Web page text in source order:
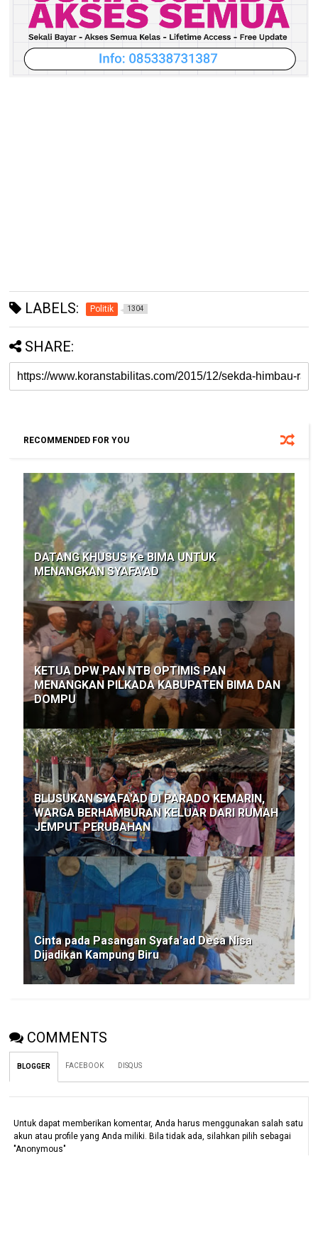
LABELS: Politik 1304
SHARE:
RECOMMENDED FOR YOU
DATANG KHUSUS Ke BIMA UNTUK
MENANGKAN SYAFA'AD
KETUA DPW PAN NTB OPTIMIS PAN
MENANGKAN PILKADA KABUPATEN BIMA DAN
DOMPU
BLUSUKAN SYAFA'AD DI PARADO KEMARIN,
WARGA BERHAMBURAN KELUAR DARI RUMAH
JEMPUT PERUBAHAN
Cinta pada Pasangan Syafa'ad Desa Nisa
Dijadikan Kampung Biru
COMMENTS
BLOGGER FACEBOOK DISQUS
Untuk dapat memberikan komentar, Anda harus menggunakan salah satu
akun atau profile yang Anda miliki. Bila tidak ada, silahkan pilih sebagai
"Anonymous"